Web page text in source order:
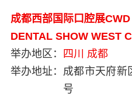
成都西部国际口腔展CWD
DENTAL SHOW WEST
举办地区：
四川 成都
举办地址： 成都市天府新
号